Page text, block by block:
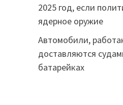
2025 год, если
ядерное оружие
Автомобили,
доставляются
батарейках